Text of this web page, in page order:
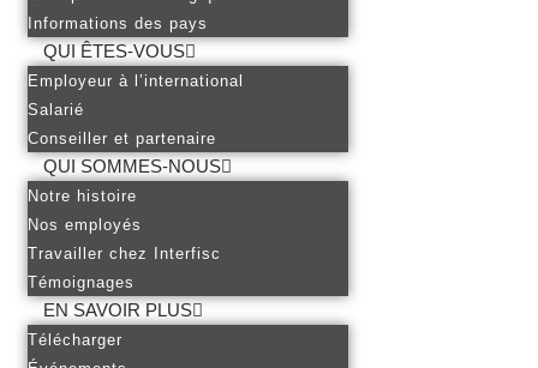
Informations des pays
QUI ÊTES-VOUS
Employeur à l’international
Salarié
Conseiller et partenaire
QUI SOMMES-NOUS
Notre histoire
Nos employés
Travailler chez Interfisc
Témoignages
EN SAVOIR PLUS
Télécharger